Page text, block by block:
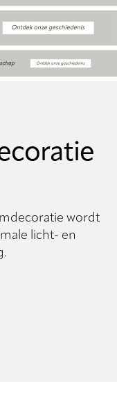
wordt
licht- en